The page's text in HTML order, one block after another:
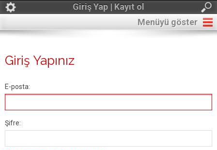
Giriş Yap | Kayıt ol
Menüyü göster
Giriş Yapınız
E-posta:
Şifre: